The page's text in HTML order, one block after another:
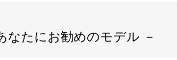
なたにお勧めのモデル －